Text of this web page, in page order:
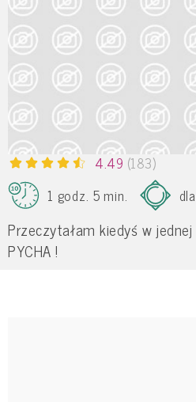
4.49 (183)
1 godz. 5 min.
Przeczytałam kiedyś w
PYCHA !